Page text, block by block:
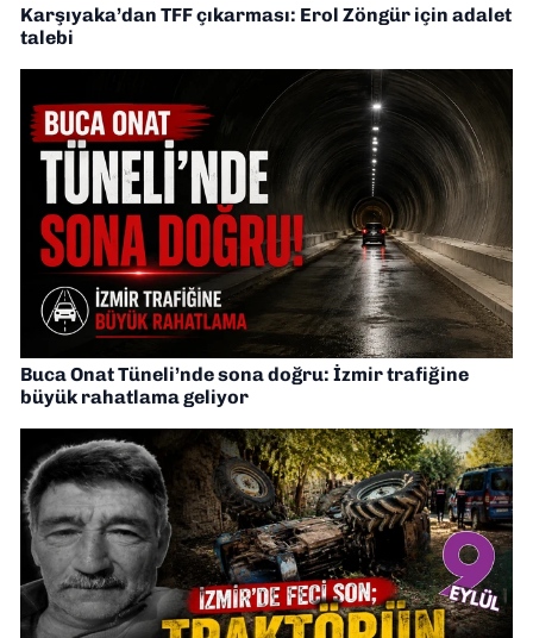
Karşıyaka’dan TFF çıkarması: Erol Zöngür için adalet
talebi
Buca Onat Tüneli’nde sona doğru: İzmir trafiğine
büyük rahatlama geliyor